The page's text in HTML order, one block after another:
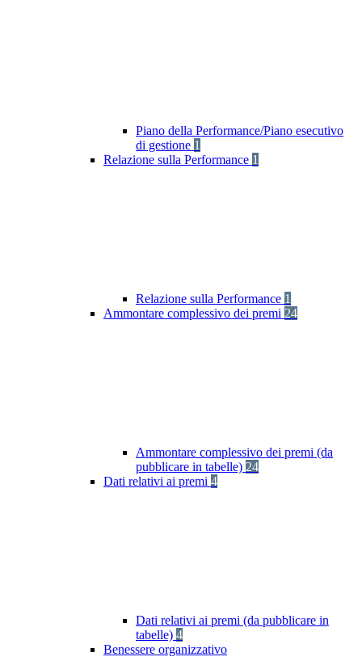
Piano della Performance/Piano esecutivo
di gestione 1
Relazione sulla Performance 1
Relazione sulla Performance 1
Ammontare complessivo dei premi 24
Ammontare complessivo dei premi (da
pubblicare in tabelle) 24
Dati relativi ai premi 4
Dati relativi ai premi (da pubblicare in
tabelle) 4
Benessere organizzativo